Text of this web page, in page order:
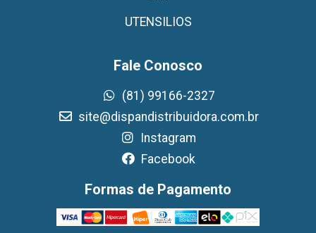
UTENSILIOS
Fale Conosco
(81) 99166-2327
site@dispandistribuidora.com.br
Instagram
Facebook
Formas de Pagamento